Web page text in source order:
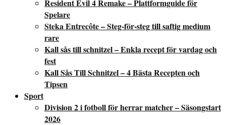
Resident Evil 4 Remake – Plattformguide för
Spelare
Steka Entrecôte – Steg-för-steg till saftig medium
rare
Kall sås till schnitzel – Enkla recept för vardag och
fest
Kall Sås Till Schnitzel – 4 Bästa Recepten och
Tipsen
Sport
Division 2 i fotboll för herrar matcher – Säsongstart
2026